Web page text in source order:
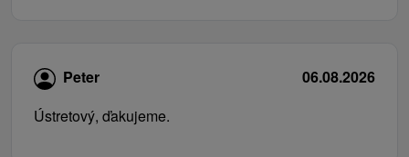
Peter
06.08.2026
Ústretový, ďakujeme.